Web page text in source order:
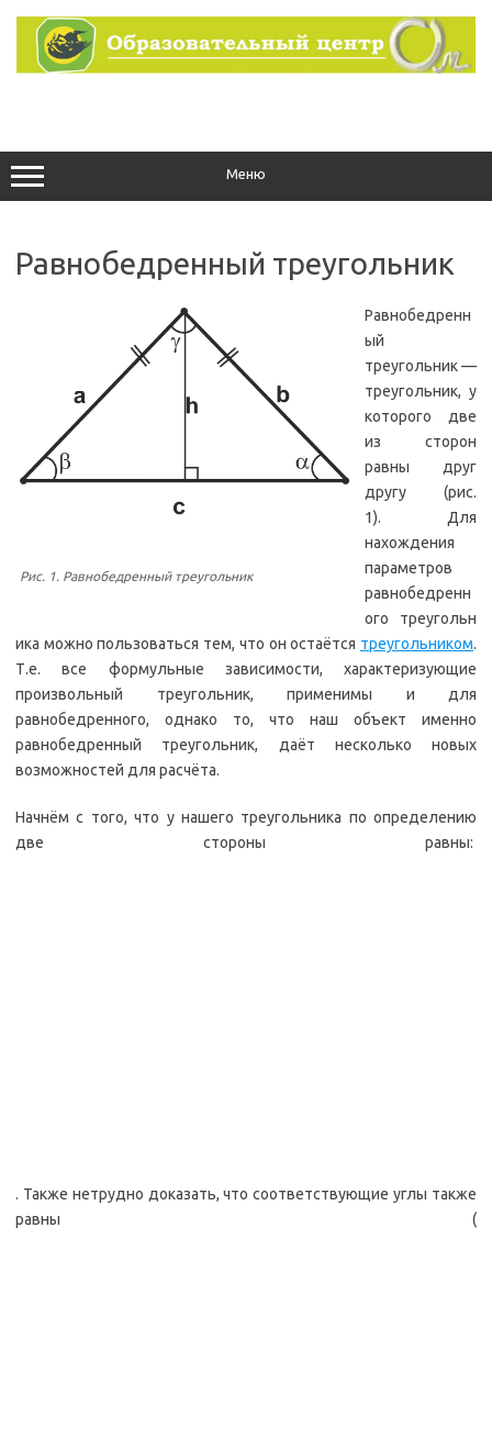
содержимому
Меню
Равнобедренный треугольник
Рис. 1. Равнобедренный треугольник
Равнобедренн
ый
треугольник —
треугольник, у
которого две
из сторон
равны друг
другу (рис.
1). Для
нахождения
параметров
равнобедренн
ого треугольн
ика можно пользоваться тем, что он остаётся треугольником.
Т.е. все формульные зависимости, характеризующие
произвольный треугольник, применимы и для
равнобедренного, однако то, что наш объект именно
равнобедренный треугольник, даёт несколько новых
возможностей для расчёта.
Начнём с того, что у нашего треугольника по определению
две стороны равны:
. Также нетрудно доказать, что соответствующие углы также
равны (